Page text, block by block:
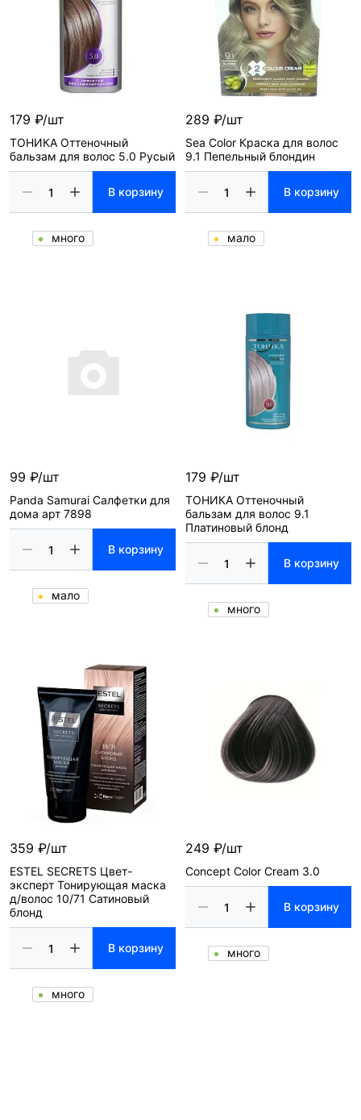
179 ₽/шт
ТОНИКА Оттеночный
бальзам для волос 5.0 Русый
В корзину
много
289 ₽/шт
Sea Color Краска для волос
9.1 Пепельный блондин
В корзину
мало
99 ₽/шт
Panda Samurai Салфетки для
дома арт 7898
В корзину
мало
179 ₽/шт
ТОНИКА Оттеночный
бальзам для волос 9.1
Платиновый блонд
В корзину
много
359 ₽/шт
ESTEL SECRETS Цвет-
эксперт Тонирующая маска
д/волос 10/71 Сатиновый
блонд
В корзину
много
249 ₽/шт
Concept Color Cream 3.0
В корзину
много